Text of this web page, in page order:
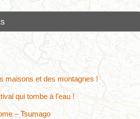
maisons et des montagnes !
qui tombe à l’eau !
– Tsumago